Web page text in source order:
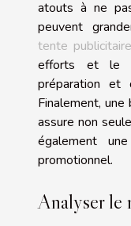
atouts à ne
peuvent
tente publicitaire
efforts et le
préparation et
Finalement,
assure non
également
promotionnel.
Analyser le